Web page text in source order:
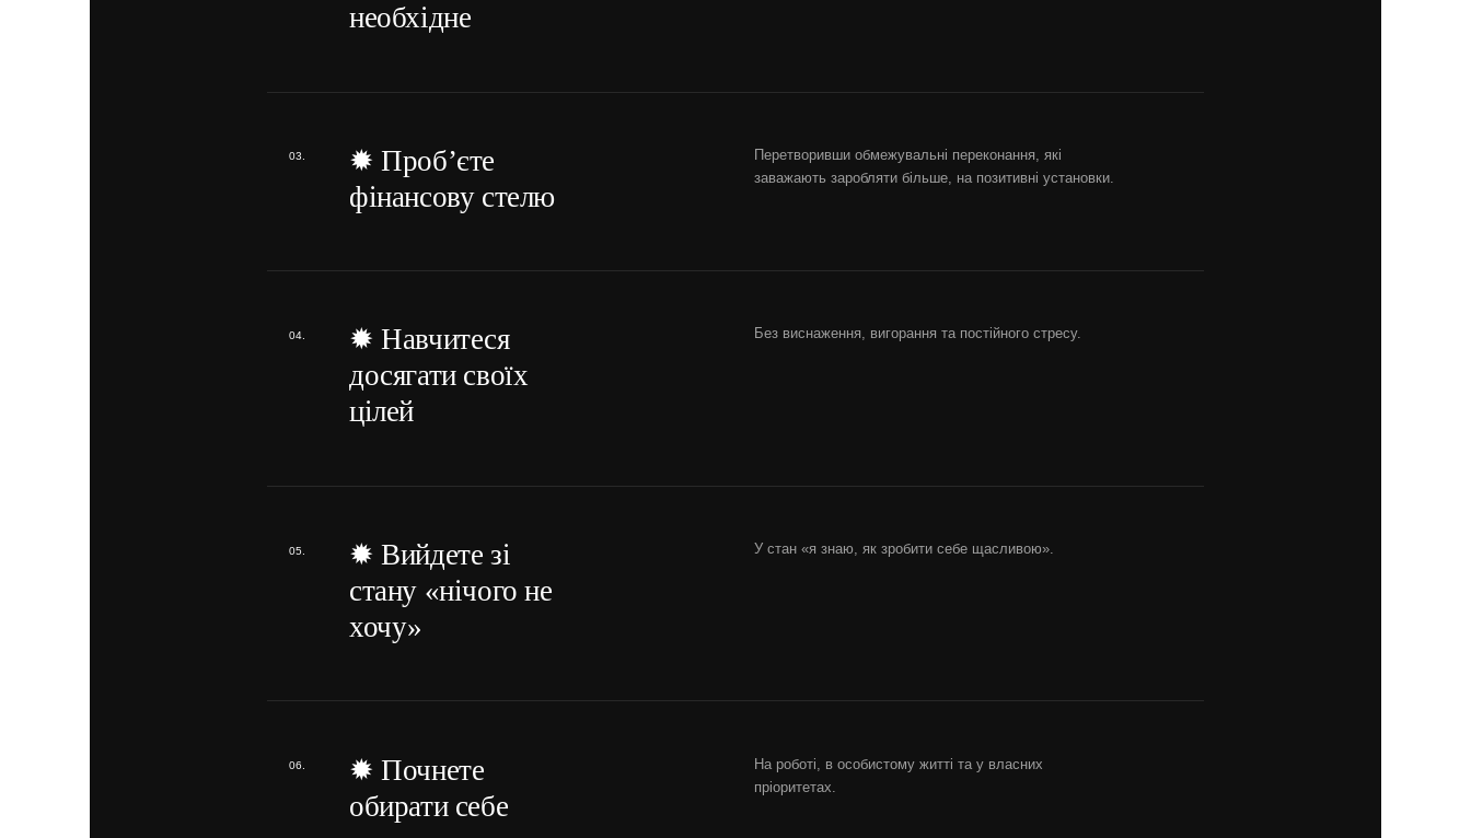
необхідне
✹ Проб’єте
фінансову стелю
Перетворивши обмежувальні переконання, які
заважають заробляти більше, на позитивні установки.
✹ Навчитеся
досягати своїх
цілей
Без виснаження, вигорання та постійного стресу.
✹ Вийдете зі
стану «нічого не
хочу»
У стан «я знаю, як зробити себе щасливою».
✹ Почнете
обирати себе
На роботі, в особистому житті та у власних
пріоритетах.